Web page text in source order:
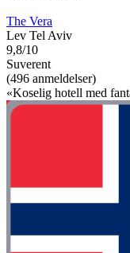
The Vera
Lev Tel Aviv
9,8/10
Suverent
(496 anmeldelser)
«Koselig hotell med